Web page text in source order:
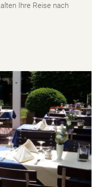
Ihre Reise nach